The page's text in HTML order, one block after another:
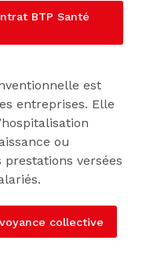
BTP Santé
est
entreprises. Elle
ou
versées
collective